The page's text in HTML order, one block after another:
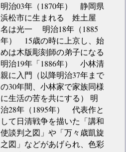
明治03年（1870年） 静岡県
浜松市に生まれる 姓土屋
名は光一 明治18年（1885
年） 15歳の時に上京し、始
めは木版彫刻師の弟子になる
明治19年「1886年） 小林清
親に入門（以降明治37年まで
の30年間、小林家で家族同様
に生活の苦を共にする） 明
治28年（1895年） 代表作と
して日清戦争を描いた「講和
使談判之図」や「万々歳凱旋
之図」などがあげられ、色彩